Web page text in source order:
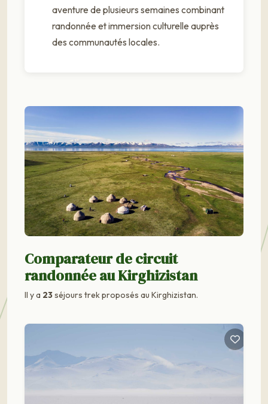
aventure de plusieurs semaines combinant
randonnée et immersion culturelle auprès
des communautés locales.
Comparateur de circuit
randonnée au Kirghizistan
Il y a 23séjours trek proposés au Kirghizistan.